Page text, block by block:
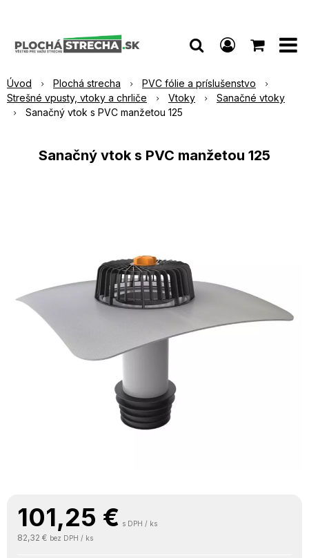
Úvod Plochá strecha
PVC fólie a príslušenstvo
Strešné vpusty, vtoky a chrliče
Vtoky
Sanačné vtoky
Sanačný vtok s PVC manžetou 125
Sanačný vtok s PVC manžetou 125
101,25 € s DPH / ks
82,32 € bez DPH / ks